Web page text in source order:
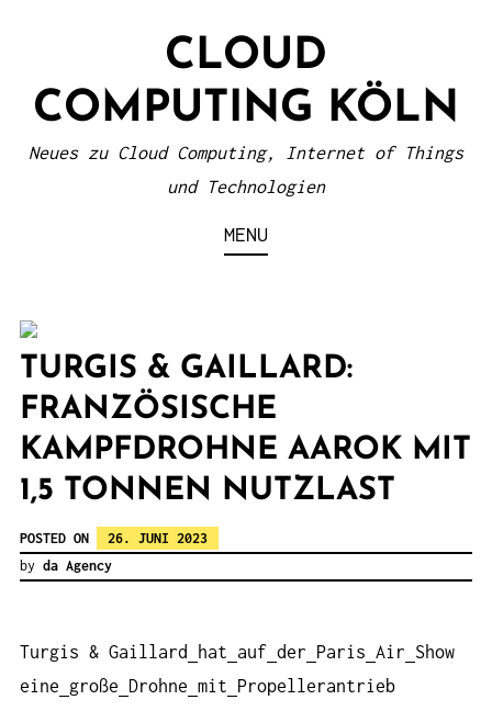
CLOUD
COMPUTING KÖLN
Neues zu Cloud Computing, Internet of Things
und Technologien
MENU
TURGIS & GAILLARD:
FRANZÖSISCHE
KAMPFDROHNE AAROK MIT
1,5 TONNEN NUTZLAST
POSTED ON
26. JUNI 2023
by da Agency
Turgis & Gaillard hat auf der Paris Air
Show
eine
große Drohne mit
Propellerantrieb